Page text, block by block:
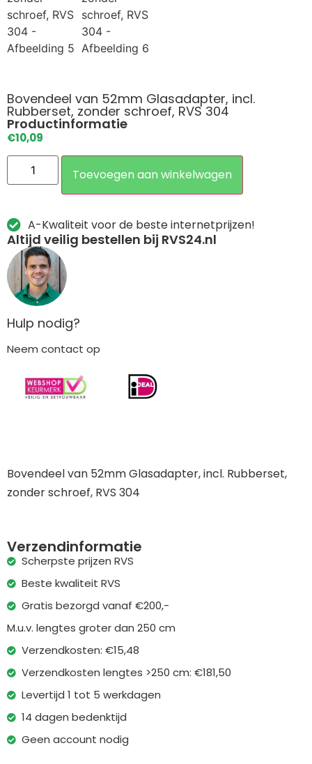
Bovendeel van 52mm Glasadapter, incl.
Rubberset, zonder schroef, RVS 304
Productinformatie
€10,09
Toevoegen aan winkelwagen
A-Kwaliteit voor de beste internetprijzen!
Altijd veilig bestellen bij RVS24.nl
Hulp nodig?
Neem contact op
Bovendeel van 52mm Glasadapter, incl. Rubberset,
zonder schroef, RVS 304
Verzendinformatie
Scherpste prijzen RVS
Beste kwaliteit RVS
Gratis bezorgd vanaf €200,-
M.u.v. lengtes groter dan 250 cm
Verzendkosten: €15,48
Verzendkosten lengtes >250 cm: €181,50
Levertijd 1 tot 5 werkdagen
14 dagen bedenktijd
Geen account nodig